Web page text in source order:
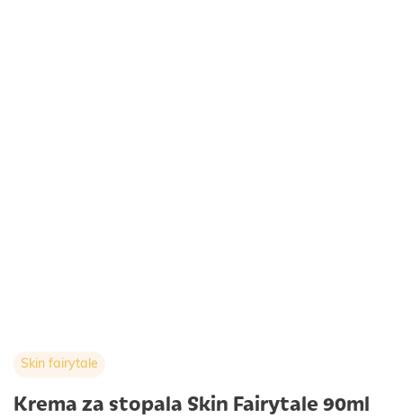
Skin fairytale
Krema za stopala Skin Fairytale 90ml